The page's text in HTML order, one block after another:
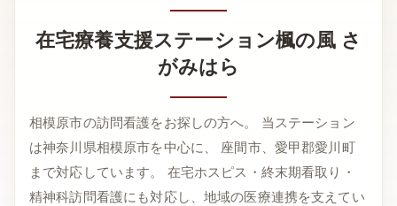
在宅療養支援ステーション楓の風 さ
がみはら
相模原市の訪問看護をお探しの方へ。 当ステーション
は神奈川県相模原市を中心に、 座間市、愛甲郡愛川町
まで対応しています。 在宅ホスピス・終末期看取り・
精神科訪問看護にも対応し、地域の医療連携を支えてい